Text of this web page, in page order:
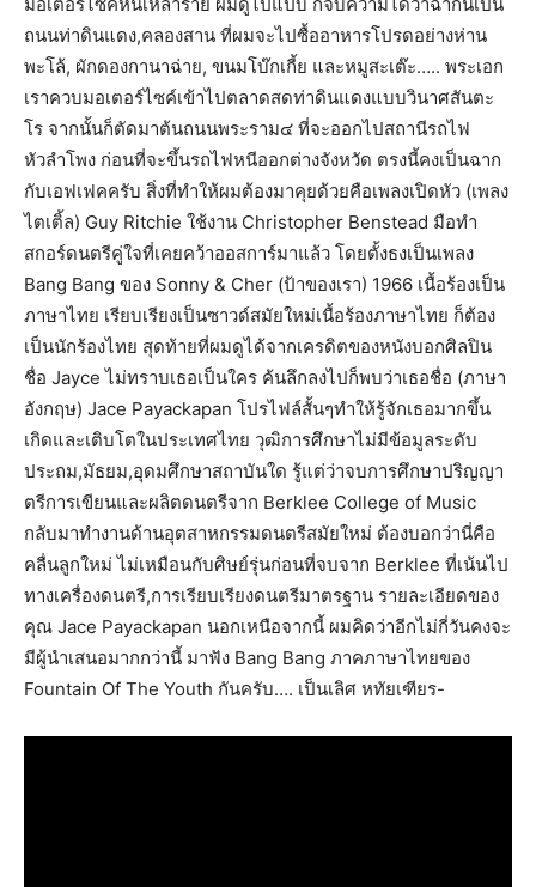
ถนนท่าดินแดง,คลองสาน ที่ผมจะไปซื้ออาหารโปรดอย่างห่าน
พะโล้, ผักดองกานาฉ่าย, ขนมโบ๊กเกี้ย และหมูสะเต๊ะ….. พระเอก
เราควบมอเตอร์ไซค์เข้าไปตลาดสดท่าดินแดงแบบวินาศสันตะ
โร จากนั้นก็ตัดมาต้นถนนพระราม๔ ที่จะออกไปสถานีรถไฟ
หัวลำโพง ก่อนที่จะขึ้นรถไฟหนีออกต่างจังหวัด ตรงนี้คงเป็นฉาก
กับเอฟเฟคครับ สิ่งที่ทำให้ผมต้องมาคุยด้วยคือเพลงเปิดหัว (เพลง
ไตเติ้ล) Guy Ritchie ใช้งาน Christopher Benstead มือทำ
สกอร์ดนตรีคู่ใจที่เคยคว้าออสการ์มาแล้ว โดยตั้งธงเป็นเพลง
Bang Bang ของ Sonny & Cher (ป้าของเรา) 1966 เนื้อร้องเป็น
ภาษาไทย เรียบเรียงเป็นซาวด์สมัยใหม่เนื้อร้องภาษาไทย ก็ต้อง
เป็นนักร้องไทย สุดท้ายที่ผมดูได้จากเครดิตของหนังบอกศิลปิน
ชื่อ Jayce ไม่ทราบเธอเป็นใคร ค้นลึกลงไปก็พบว่าเธอชื่อ (ภาษา
อังกฤษ) Jace Payackapan โปรไฟล์สั้นๆทำให้รู้จักเธอมากขึ้น
เกิดและเติบโตในประเทศไทย วุฒิการศึกษาไม่มีข้อมูลระดับ
ประถม,มัธยม,อุดมศึกษาสถาบันใด รู้แต่ว่าจบการศึกษาปริญญา
ตรีการเขียนและผลิตดนตรีจาก Berklee College of Music
กลับมาทำงานด้านอุตสาหกรรมดนตรีสมัยใหม่ ต้องบอกว่านี่คือ
คลื่นลูกใหม่ ไม่เหมือนกับศิษย์รุ่นก่อนที่จบจาก Berklee ที่เน้นไป
ทางเครื่องดนตรี,การเรียบเรียงดนตรีมาตรฐาน รายละเอียดของ
คุณ Jace Payackapan นอกเหนือจากนี้ ผมคิดว่าอีกไม่กี่วันคงจะ
มีผู้นำเสนอมากกว่านี้ มาฟัง Bang Bang ภาคภาษาไทยของ
Fountain Of The Youth กันครับ…. เป็นเลิศ หทัยเฑียร-